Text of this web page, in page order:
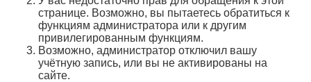
странице. Возможно, вы пытаетесь обратиться к
функциям администратора или к другим
привилегированным функциям.
Возможно, администратор отключил вашу
учётную запись, или вы не активированы на
сайте.